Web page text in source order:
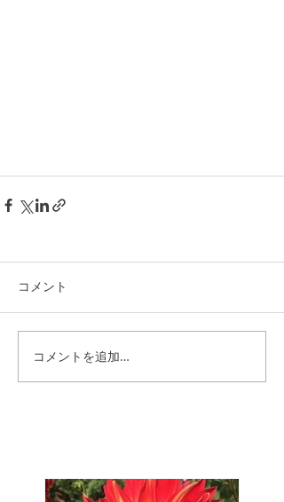
コメント
コメントを追加…